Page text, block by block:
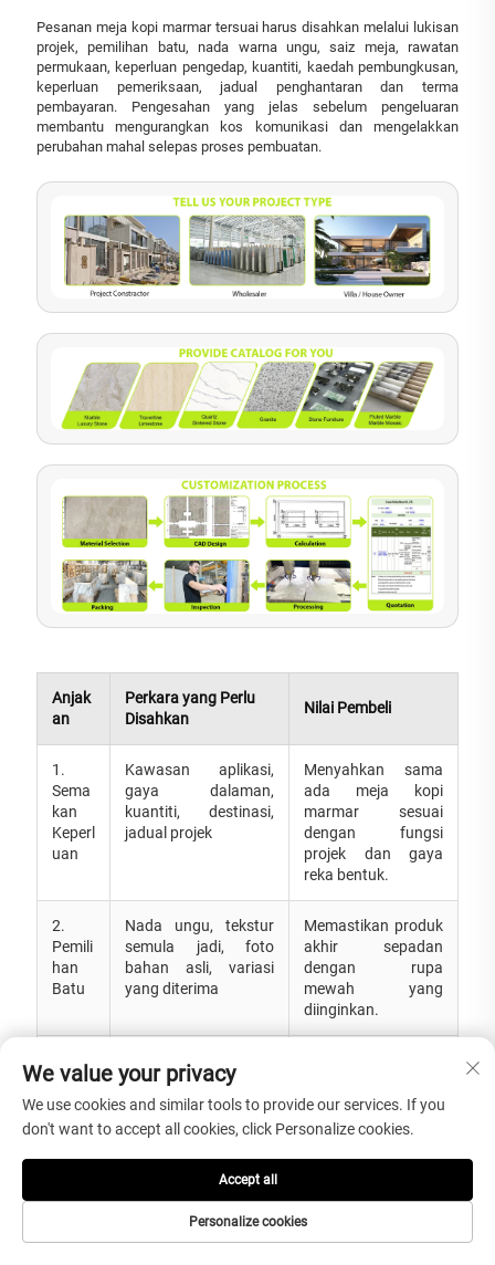
Pesanan meja kopi marmar tersuai harus disahkan melalui lukisan
projek, pemilihan batu, nada warna ungu, saiz meja, rawatan
permukaan, keperluan pengedap, kuantiti, kaedah pembungkusan,
keperluan pemeriksaan, jadual penghantaran dan terma
pembayaran. Pengesahan yang jelas sebelum pengeluaran
membantu mengurangkan kos komunikasi dan mengelakkan
perubahan mahal selepas proses pembuatan.
Anjak
an
Perkara yang Perlu
Disahkan
Nilai Pembeli
1.
Sema
kan
Keperl
uan
Kawasan aplikasi,
gaya dalaman,
kuantiti, destinasi,
jadual projek
Menyahkan sama
ada meja kopi
marmar sesuai
dengan fungsi
projek dan gaya
reka bentuk.
2.
Pemili
han
Batu
Nada ungu, tekstur
semula jadi, foto
bahan asli, variasi
yang diterima
Memastikan produk
akhir sepadan
dengan rupa
mewah yang
diinginkan.
Penge
sahan
Lukis
Panjang, lebar, tinggi,
ketebalan, bentuk,
rawatan tepi,
kedudukan
ketidakpadanan di
lokasi.
penggilapan,
produk, sentuhan,
We value your privacy
We use cookies and similar tools to provide our services. If you
don't want to accept all cookies, click Personalize cookies.
Personalize cookies
Accept all